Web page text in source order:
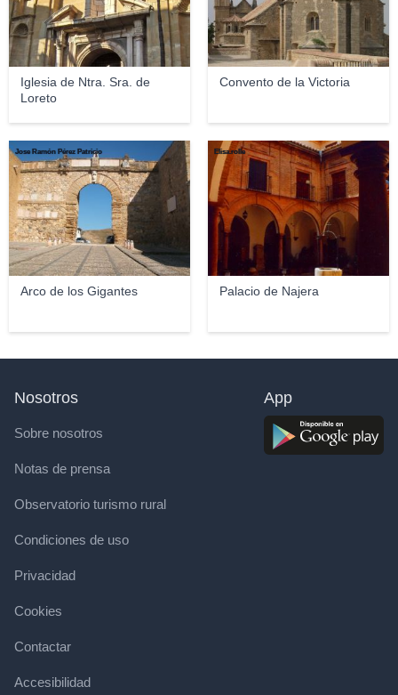
Iglesia de Ntra. Sra. de
Loreto
Convento de la Victoria
Arco de los Gigantes
Jose Ramón Pérez Patricio
Palacio de Najera
Elisa.rolle
Nosotros
Sobre nosotros
Notas de prensa
Observatorio turismo rural
Condiciones de uso
Privacidad
Cookies
Contactar
Accesibilidad
App